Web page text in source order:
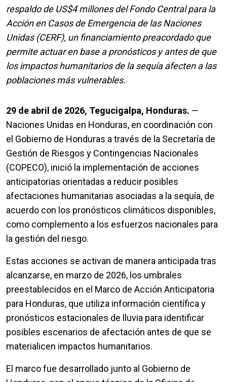
respaldo de US$4 millones del Fondo Central para la
Acción en Casos de Emergencia de las Naciones
Unidas (CERF), un financiamiento preacordado que
permite actuar en base a pronósticos y antes de que
los impactos humanitarios de la sequía afecten a las
poblaciones más vulnerables.
29 de abril de 2026, Tegucigalpa, Honduras. —
Naciones Unidas en Honduras, en coordinación con
el Gobierno de Honduras a través de la Secretaría de
Gestión de Riesgos y Contingencias Nacionales
(COPECO), inició la implementación de acciones
anticipatorias orientadas a reducir posibles
afectaciones humanitarias asociadas a la sequía, de
acuerdo con los pronósticos climáticos disponibles,
como complemento a los esfuerzos nacionales para
la gestión del riesgo.
Estas acciones se activan de manera anticipada tras
alcanzarse, en marzo de 2026, los umbrales
preestablecidos en el Marco de Acción Anticipatoria
para Honduras, que utiliza información científica y
pronósticos estacionales de lluvia para identificar
posibles escenarios de afectación antes de que se
materialicen impactos humanitarios.
El marco fue desarrollado junto al Gobierno de